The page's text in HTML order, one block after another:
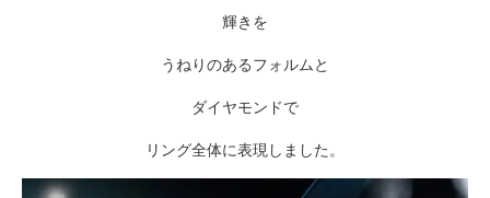
輝きを
うねりのあるフォルムと
ダイヤモンドで
リング全体に表現しました。